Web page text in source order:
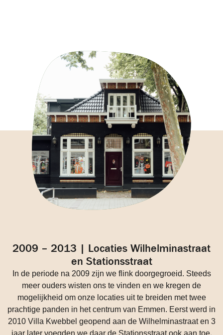
2009 – 2013 | Locaties Wilhelminastraat
en Stationsstraat
In de periode na 2009 zijn we flink doorgegroeid. Steeds
meer ouders wisten ons te vinden en we kregen de
mogelijkheid om onze locaties uit te breiden met twee
prachtige panden in het centrum van Emmen. Eerst werd in
2010 Villa Kwebbel geopend aan de Wilhelminastraat en 3